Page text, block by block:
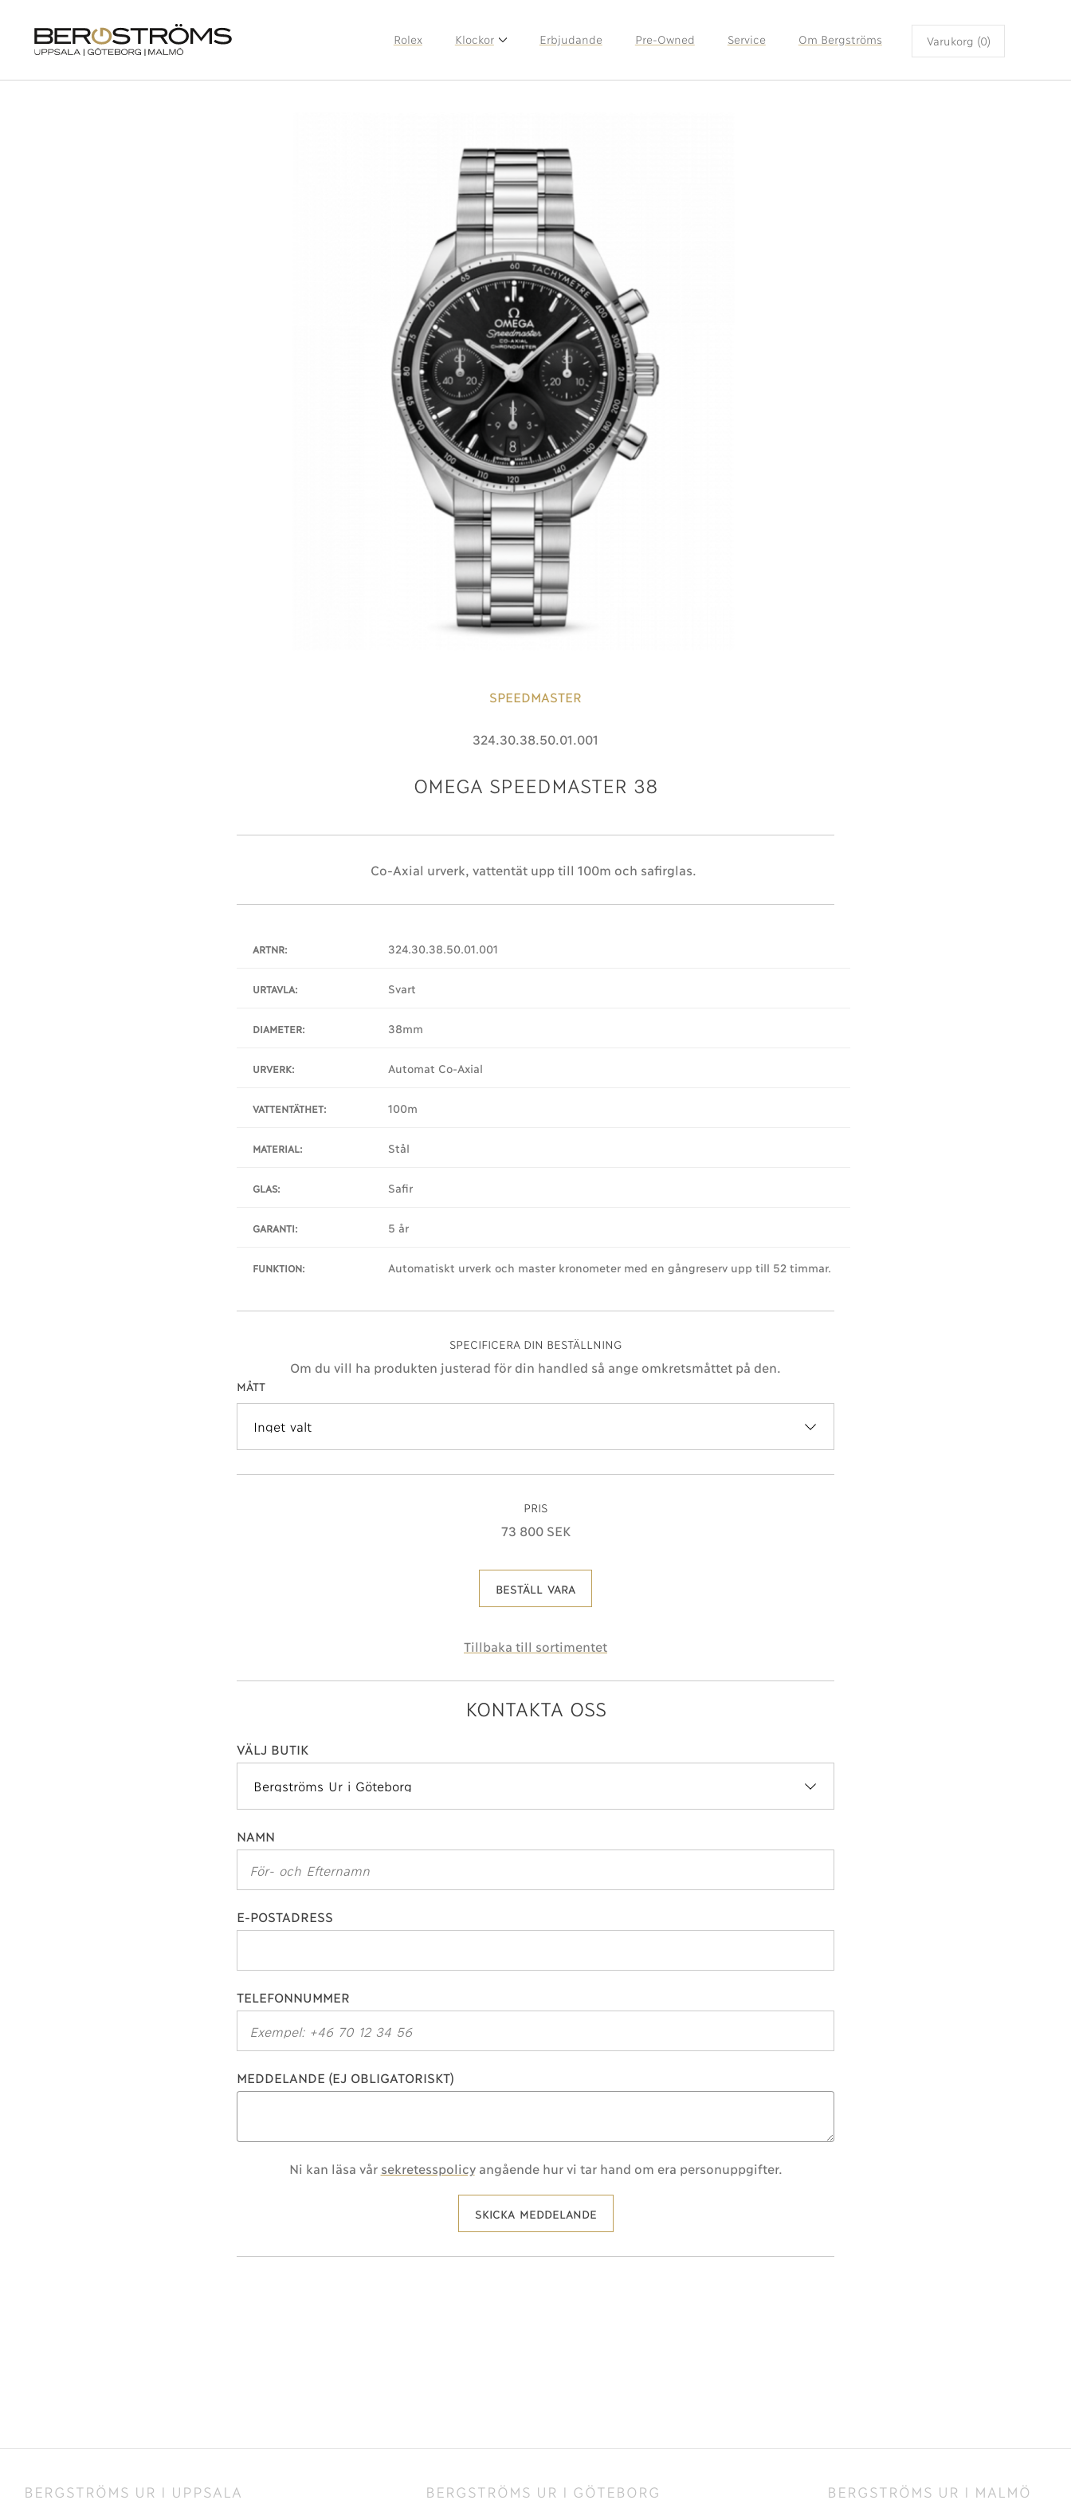
Rolex Klockor Erbjudande Pre-Owned Service Om Bergströms Varukorg (0)
SPEEDMASTER
324.30.38.50.01.001
OMEGA SPEEDMASTER 38
Co-Axial urverk, vattentät upp till 100m och safirglas.
ARTNR: 324.30.38.50.01.001
URTAVLA: Svart
DIAMETER: 38mm
URVERK: Automat Co-Axial
VATTENTÄTHET: 100m
MATERIAL: Stål
GLAS: Safir
GARANTI: 5 år
FUNKTION: Automatiskt urverk och master kronometer med en gångreserv upp till 52 timmar.
SPECIFICERA DIN BESTÄLLNING
Om du vill ha produkten justerad för din handled så ange omkretsmåttet på den.
MÅTT
PRIS
73 800 SEK
BESTÄLL VARA
Tillbaka till sortimentet
KONTAKTA OSS
VÄLJ BUTIK
NAMN
E-POSTADRESS
TELEFONNUMMER
MEDDELANDE (EJ OBLIGATORISKT)
Ni kan läsa vår sekretesspolicyangående hur vi tar hand om era personuppgifter.
SKICKA MEDDELANDE
BERGSTRÖMS UR I UPPSALA BERGSTRÖMS UR I GÖTEBORG BERGSTRÖMS UR I MALMÖ